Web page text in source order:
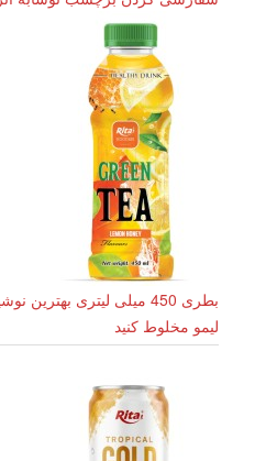
بطری 450 میلی لیتری
لیمو مخلوط کنید